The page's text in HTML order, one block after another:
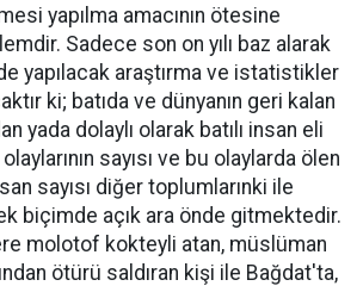
yapılma amacının ötesine
Sadece son on yılı baz alarak
yapılacak araştırma ve istatistikler
ki; batıda ve dünyanın geri kalan
yada dolaylı olarak batılı insan eli
sayısı ve bu olaylarda ölen
sayısı diğer toplumlarınki ile
biçimde açık ara önde gitmektedir.
molotof kokteyli atan, müslüman
ötürü saldıran kişi ile Bağdat'ta,